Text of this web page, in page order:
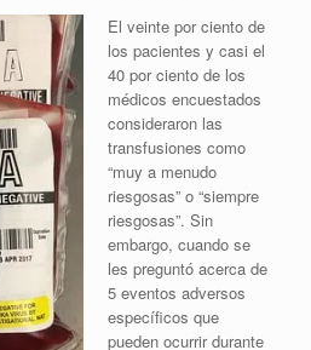
El veinte por ciento de
los pacientes y casi el
40 por ciento de los
médicos encuestados
consideraron las
transfusiones como
“muy a menudo
riesgosas” o “siempre
riesgosas”. Sin
embargo, cuando se
les preguntó acerca de
5 eventos adversos
específicos que
pueden ocurrir durante